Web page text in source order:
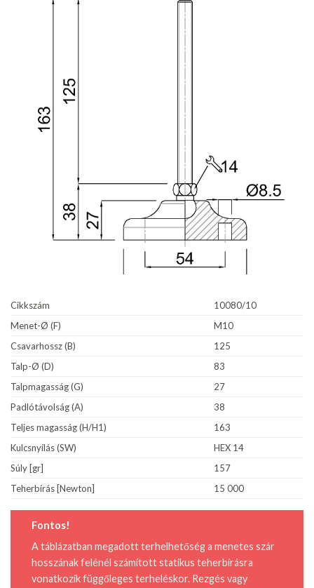
Cikkszám
10080/10
Menet-Ø (F)
M10
Csavarhossz (B)
125
Talp-Ø (D)
83
Talpmagasság (G)
27
Padlótávolság (A)
38
Teljes magasság (H/H1)
163
Kulcsnyílás (SW)
HEX 14
Súly [gr]
157
Teherbírás [Newton]
15 000
Fontos!
A táblázatban megadott terhelhetőség a menetes szár
hosszának felénél számított statikus teherbírásra
vonatkozik függőleges terheléskor. Rezgés vagy